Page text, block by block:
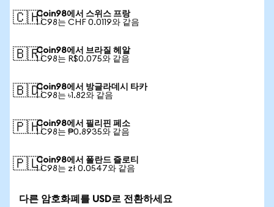
🇨🇭Coin98에서 스위스 프랑
1 C98는 CHF 0.0119와 같음
🇧🇷Coin98에서 브라질 헤알
1 C98는 R$0.075와 같음
🇧🇩Coin98에서 방글라데시 타카
1 C98는 ৳1.82와 같음
🇵🇭Coin98에서 필리핀 페소
1 C98는 ₱0.8935와 같음
🇵🇱Coin98에서 폴란드 즐로티
1 C98는 zł 0.0547와 같음
다른 암호화폐를 USD로 전환하세요